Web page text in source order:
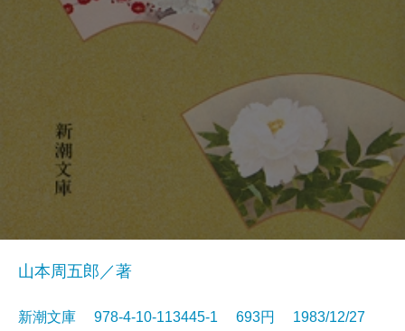
山本周五郎／著
新潮文庫 978-4-10-113445-1 693円 1983/12/27